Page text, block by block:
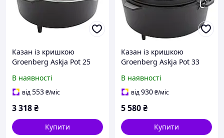
Казан із кришкою
Groenberg Askja Pot 25
В наявності
від553₴/міс
3 318₴
Купити
Казан із кришкою
Groenberg Askja Pot 33
В наявності
від930₴/міс
5 580₴
Купити